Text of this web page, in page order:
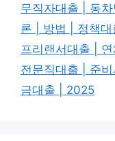
무직자대출 | 동
론 | 방법 | 정책대
프리랜서대출 |
전문직대출 | 준
금대출 | 2025